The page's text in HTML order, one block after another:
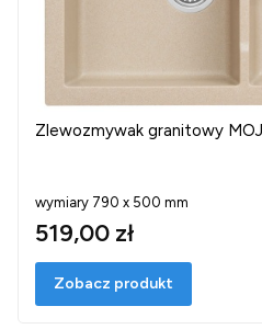
Zlewozmywak granitowy
wymiary 790 x 500 mm
519,00 zł
Zobacz produkt